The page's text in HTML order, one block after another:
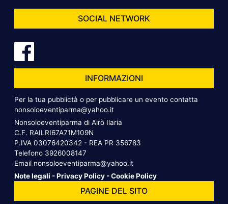
SOCIAL NETWORK
INFORMAZIONI
Per la tua pubblictà o per pubblicare un evento contatta
nonsoloeventiparma@yahoo.it
Nonsoloeventiparma di Airò Ilaria
C.F. RAILRI67A71M109N
P.IVA 03076420342 - REA PR 356783
Telefono 3926008147
Email nonsoloeventiparma@yahoo.it
Note legali -Privacy Policy -Cookie Policy
PAGINE DEL SITO